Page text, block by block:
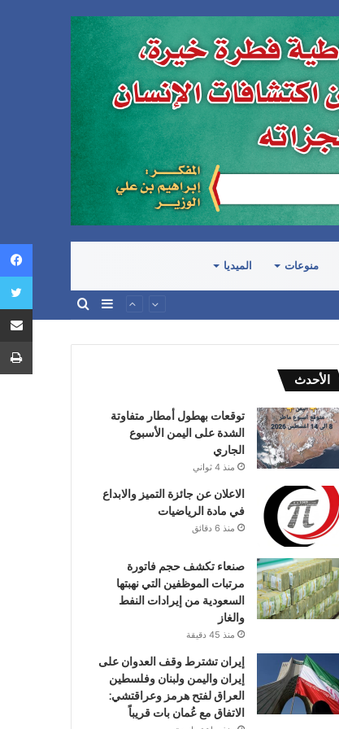
منوعات الميديا
إضافة
الأحدث
توقعات بهطول أمطار متفاوتة
الشدة على اليمن الأسبوع
الجاري
منذ 4 ثواني
الاعلان عن جائزة التميز والابداع
في مادة الرياضيات
منذ 6 دقائق
صنعاء تكشف حجم فاتورة
مرتبات الموظفين التي نهبتها
السعودية من إيرادات النفط
والغاز
منذ 45 دقيقة
إيران تشترط وقف العدوان على
إيران واليمن ولبنان وفلسطين
العراق لفتح هرمز وعراقتشي:
الاتفاق مع عُمان بات قريباً